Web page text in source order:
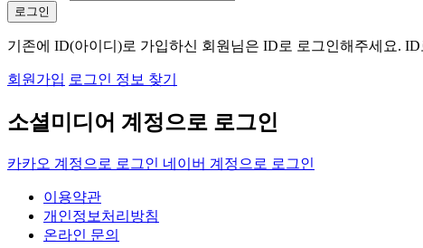
로그인
기존에 ID(아이디)로 가입하신 회원님은 ID로 로그인해주세요.
회원가입 로그인 정보 찾기
소셜미디어 계정으로 로그인
카카오 계정으로 로그인 네이버 계정으로 로그인
이용약관
개인정보처리방침
온라인 문의